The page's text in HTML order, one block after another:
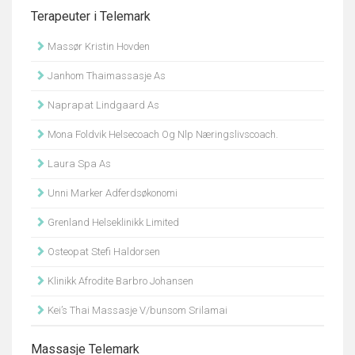
Terapeuter i Telemark
Massør Kristin Hovden
Janhom Thaimassasje As
Naprapat Lindgaard As
Mona Foldvik Helsecoach Og Nlp Næringslivscoach.
Laura Spa As
Unni Marker Adferdsøkonomi
Grenland Helseklinikk Limited
Osteopat Stefi Haldorsen
Klinikk Afrodite Barbro Johansen
Kei’s Thai Massasje V/bunsom Srilamai
Massasje Telemark